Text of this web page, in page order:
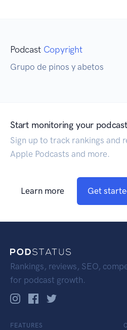
Podcast Copyright
Grupo de pinos y abetos
Start monitoring your
Sign up to track rankings and
Apple Podcasts and more.
Learn more Get
Rankings, reviews, SEO,
for podcast growth.
FEATURES